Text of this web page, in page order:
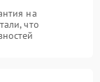
на
что